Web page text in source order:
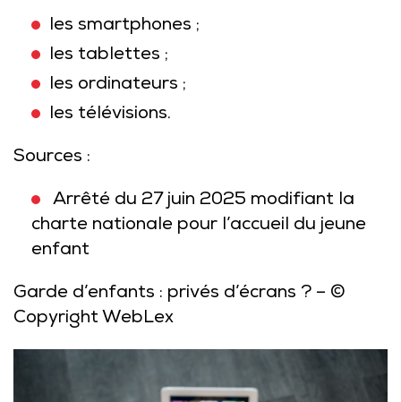
les smartphones ;
les tablettes ;
les ordinateurs ;
les télévisions.
Sources :
Arrêté du 27 juin 2025 modifiant la
charte nationale pour l’accueil du jeune
enfant
Garde d’enfants : privés d’écrans ? – ©
Copyright WebLex